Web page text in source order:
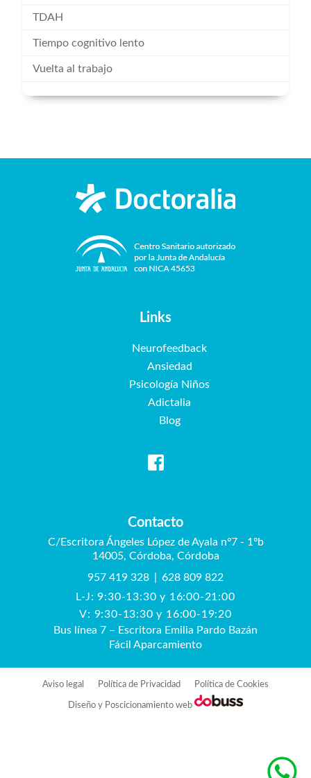
TDAH
Tiempo cognitivo lento
Vuelta al trabajo
Links
Neurofeedback
Ansiedad
Psicología Niños
Adictalia
Blog
Contacto
C/Escritora Ángeles López de Ayala nº7 - 1ºb
14005, Córdoba, Córdoba
957 419 328
628 809 822
L-J: 9:30-13:30 y 16:00-21:00
V: 9:30-13:30 y 16:00-19:20
Bus línea 7 – Escritora Emilia Pardo Bazán
Fácil Aparcamiento
Aviso legal Política de Privacidad Política de Cookies
Diseño y Poscicionamiento web